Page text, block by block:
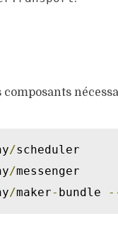
/scheduler
/messenger
/maker- bundle